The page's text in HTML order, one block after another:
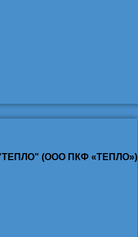
"ТЕПЛО" (ООО ПКФ «ТЕПЛО»)